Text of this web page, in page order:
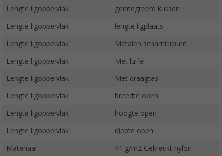
Lengte ligoppervlak geïntegreerd kussen
Lengte ligoppervlak lengte ligplaats
Lengte ligoppervlak Metalen scharnierpunt
Lengte ligoppervlak Met luifel
Lengte ligoppervlak Met draagtas
Lengte ligoppervlak breedte open
Lengte ligoppervlak hoogte open
Lengte ligoppervlak diepte open
Materiaal 41 g/m2 Gekreukt nylon